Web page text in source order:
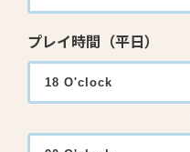
プレイ時間（平日）